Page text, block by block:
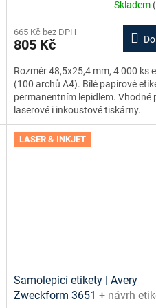
Skladem
665 Kč bez DPH
805 Kč
Rozměr 48,5x25,4 mm, 4 000 ks
(100 archů A4). Bílé papírové
permanentním lepidlem. Vhodné
laserové i inkoustové tiskárny.
LASER & INKJET
Samolepicí etikety | Avery
Zweckform 3651 + návrh